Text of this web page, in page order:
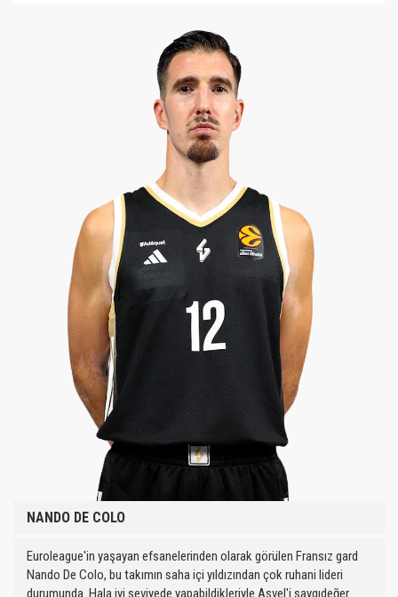
NANDO DE COLO
Euroleague'in yaşayan efsanelerinden olarak görülen Fransız gard
Nando De Colo, bu takımın saha içi yıldızından çok ruhani lideri
durumunda. Hala iyi seviyede yapabildikleriyle Asvel'i saygıdeğer